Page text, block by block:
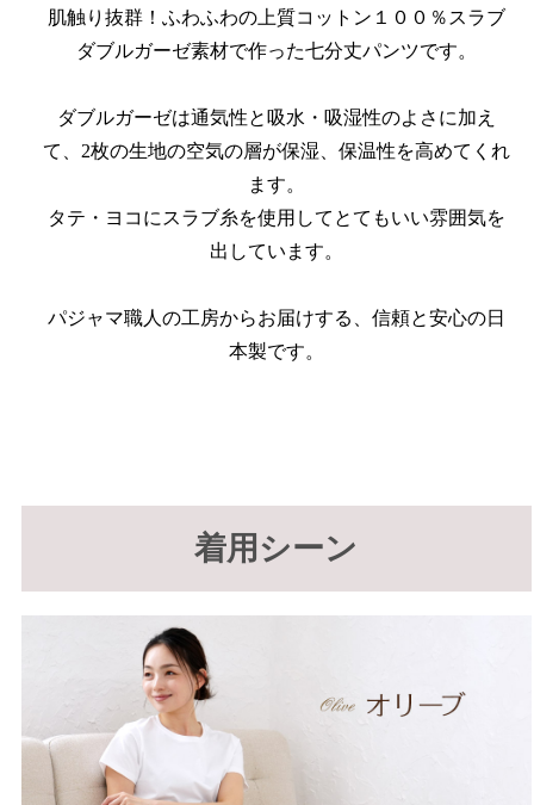
肌触り抜群！ふわふわの上質コットン１００％スラブ
ダブルガーゼ素材で作った七分丈パンツです。
ダブルガーゼは通気性と吸水・吸湿性のよさに加え
て、2枚の生地の空気の層が保湿、保温性を高めてくれ
ます。
タテ・ヨコにスラブ糸を使用してとてもいい雰囲気を
出しています。
パジャマ職人の工房からお届けする、信頼と安心の日
本製です。
着用シーン